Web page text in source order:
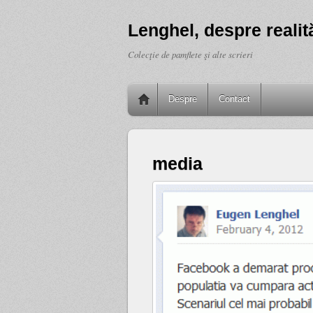
Lenghel, despre
Colecţie de pamflete şi alte scrieri
Despre Contact
media